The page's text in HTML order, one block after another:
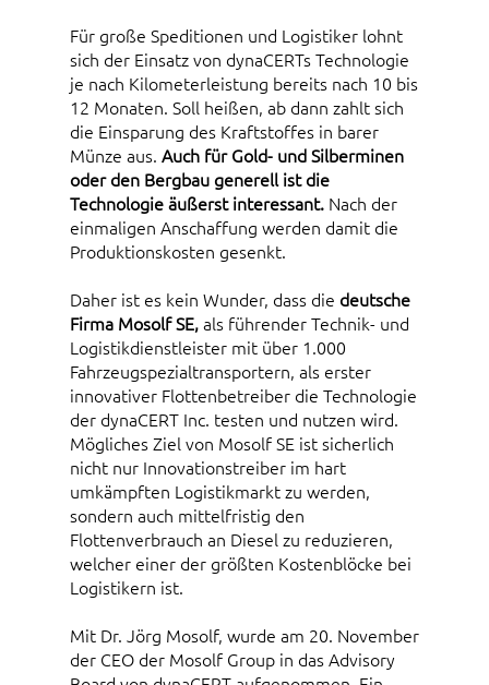
Für große Speditionen und Logistiker lohnt
sich der Einsatz von dynaCERTs Technologie
je nach Kilometerleistung bereits nach 10 bis
12 Monaten. Soll heißen, ab dann zahlt sich
die Einsparung des Kraftstoffes in barer
Münze aus. Auch für Gold- und Silberminen
oder den Bergbau generell ist die
Technologie äußerst interessant. Nach der
einmaligen Anschaffung werden damit die
Produktionskosten gesenkt.
Daher ist es kein Wunder, dass die deutsche
Firma Mosolf SE,als führender Technik- und
Logistikdienstleister mit über 1.000
Fahrzeugspezialtransportern, als erster
innovativer Flottenbetreiber die Technologie
der dynaCERT Inc. testen und nutzen wird.
Mögliches Ziel von Mosolf SE ist sicherlich
nicht nur Innovationstreiber im hart
umkämpften Logistikmarkt zu werden,
sondern auch mittelfristig den
Flottenverbrauch an Diesel zu reduzieren,
welcher einer der größten Kostenblöcke bei
Logistikern ist.
Mit Dr. Jörg Mosolf, wurde am 20. November
der CEO der Mosolf Group in das Advisory